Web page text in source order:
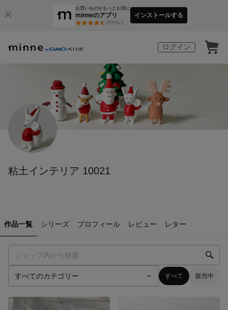
お買いものがもっとお得に
minneのアプリ
3万件以上
インストールする
ログイン
粘土インテリア 10021
作品一覧 シリーズ プロフィール レビュー レター
すべて 販売中